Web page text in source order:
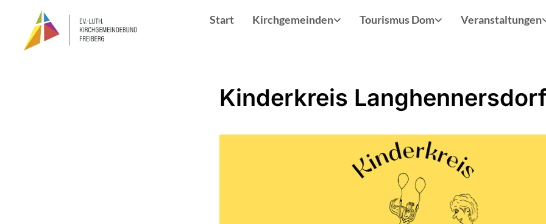
Start Kirchgemeinden Tourismus Dom Veranstaltungen
Kinderkreis